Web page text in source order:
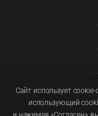
Сайт использует
использующий